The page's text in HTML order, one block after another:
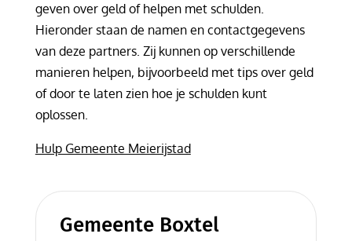
geven over geld of helpen met schulden.
Hieronder staan de namen en contactgegevens
van deze partners. Zij kunnen op verschillende
manieren helpen, bijvoorbeeld met tips over geld
of door te laten zien hoe je schulden kunt
oplossen.
Hulp Gemeente Meierijstad
Gemeente Boxtel